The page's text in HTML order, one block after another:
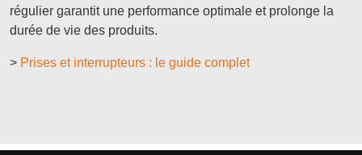
régulier garantit une performance optimale et prolonge la
durée de vie des produits.
> Prises et interrupteurs : le guide complet